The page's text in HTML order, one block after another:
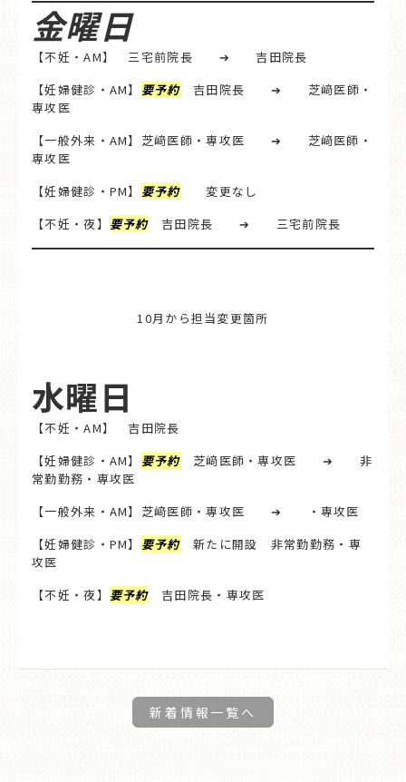
金曜日
【不妊・AM】 三宅前院長 ➔ 吉田院長
【妊婦健診・AM】 要予約吉田院長 ➔ 芝﨑医師・
専攻医
【一般外来・AM】芝﨑医師・専攻医 ➔ 芝﨑医師・
専攻医
【妊婦健診・PM】 要予約変更なし
【不妊・夜】 要予約吉田院長 ➔ 三宅前院長
10月から担当変更箇所
水曜日
【不妊・AM】 吉田院長
【妊婦健診・AM】 要予約
芝﨑医師・専攻医 ➔ 非
常勤勤務・専攻医
【一般外来・AM】芝﨑医師・専攻医 ➔ ・専攻医
【妊婦健診・PM】 要予約新たに開設 非常勤勤務・専
攻医
【不妊・夜】 要予約吉田院長・専攻医
新着情報一覧へ